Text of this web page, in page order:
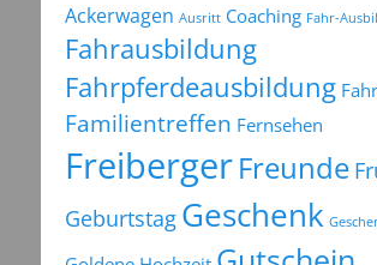
Ackerwagen Ausritt Coaching Fahr-
Fahrausbildung
Fahrpferdeausbildung
Familientreffen Fernsehen
FreibergerFreunde
Geburtstag Geschenk